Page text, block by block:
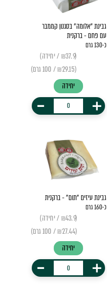
גבינת "אלומה" בסגנון קממבר
עם פחם - ברקנית
כ-130 גרם
(₪37.9 / יחידה)
(₪29.15 / 100 גרם)
יחידה
+
-
גבינת עיזים "תום" - ברקנית
כ-160 גרם
(₪43.9 / יחידה)
(₪27.44 / 100 גרם)
יחידה
+
-